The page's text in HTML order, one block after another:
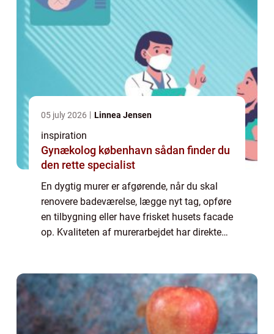
05 july 2026 Linnea Jensen
inspiration
Gynækolog københavn sådan finder du
den rette specialist
En dygtig murer er afgørende, når du skal
renovere badeværelse, lægge nyt tag, opføre
en tilbygning eller have frisket husets facade
op. Kvaliteten af murerarbejdet har direkte